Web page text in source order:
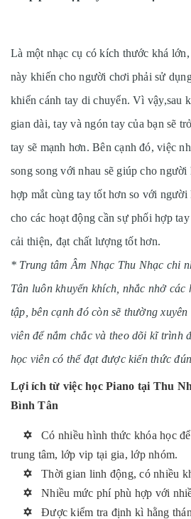
Là một nhạc cụ có kích thước khá
này khiến cho người chơi phải sử
khiển cánh tay di chuyển. Vì vậy,sau
gian dài, tay và ngón tay của bạn sẽ
tay sẽ mạnh hơn. Bên cạnh đó, việc
song song với nhau sẽ giúp cho người
hợp mắt cùng tay tốt hơn so với
cho các hoạt động cần sự phối hợp
cải thiện, đạt chất lượng tốt hơn.
* Trung tâm Âm Nhạc Thu Nhạc chi
Tân luôn khuyến khích, nhắc nhở các
tập, bên cạnh đó còn sẽ thường
viên để nắm chắc và theo dõi kĩ trình
học viên có thể đạt được kiến thức
Lợi ích từ việc học Piano tại Thu
Bình Tân
✡
Có nhiều hình thức khóa học
trung tâm, lớp vip tại gia, lớp nhóm.
✡
Thời gian linh động, có nhiều
✡
Nhiều mức phí phù hợp với
✡
Được kiểm tra định kì hằng